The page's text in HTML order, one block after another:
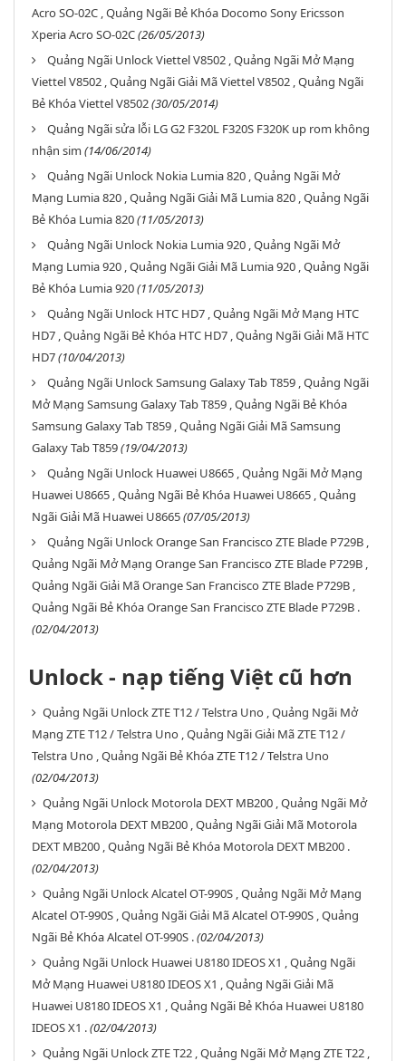
Acro SO-02C , Quảng Ngãi Bẻ Khóa Docomo Sony Ericsson
Xperia Acro SO-02C(26/05/2013)
Quảng Ngãi Unlock Viettel V8502 , Quảng Ngãi Mở Mạng
Viettel V8502 , Quảng Ngãi Giải Mã Viettel V8502 , Quảng Ngãi
Bẻ Khóa Viettel V8502(30/05/2014)
Quảng Ngãi sửa lỗi LG G2 F320L F320S F320K up rom không
nhận sim (14/06/2014)
Quảng Ngãi Unlock Nokia Lumia 820 , Quảng Ngãi Mở
Mạng Lumia 820 , Quảng Ngãi Giải Mã Lumia 820 , Quảng Ngãi
Bẻ Khóa Lumia 820(11/05/2013)
Quảng Ngãi Unlock Nokia Lumia 920 , Quảng Ngãi Mở
Mạng Lumia 920 , Quảng Ngãi Giải Mã Lumia 920 , Quảng Ngãi
Bẻ Khóa Lumia 920(11/05/2013)
Quảng Ngãi Unlock HTC HD7 , Quảng Ngãi Mở Mạng HTC
HD7 , Quảng Ngãi Bẻ Khóa HTC HD7 , Quảng Ngãi Giải Mã HTC
HD7(10/04/2013)
Quảng Ngãi Unlock Samsung Galaxy Tab T859 , Quảng Ngãi
Mở Mạng Samsung Galaxy Tab T859 , Quảng Ngãi Bẻ Khóa
Samsung Galaxy Tab T859 , Quảng Ngãi Giải Mã Samsung
Galaxy Tab T859(19/04/2013)
Quảng Ngãi Unlock Huawei U8665 , Quảng Ngãi Mở Mạng
Huawei U8665 , Quảng Ngãi Bẻ Khóa Huawei U8665 , Quảng
Ngãi Giải Mã Huawei U8665(07/05/2013)
Quảng Ngãi Unlock Orange San Francisco ZTE Blade P729B ,
Quảng Ngãi Mở Mạng Orange San Francisco ZTE Blade P729B ,
Quảng Ngãi Giải Mã Orange San Francisco ZTE Blade P729B ,
Quảng Ngãi Bẻ Khóa Orange San Francisco ZTE Blade P729B .
(02/04/2013)
Unlock - nạp tiếng Việt cũ hơn
Quảng Ngãi Unlock ZTE T12 / Telstra Uno , Quảng Ngãi Mở
Mạng ZTE T12 / Telstra Uno , Quảng Ngãi Giải Mã ZTE T12 /
Telstra Uno , Quảng Ngãi Bẻ Khóa ZTE T12 / Telstra Uno
(02/04/2013)
Quảng Ngãi Unlock Motorola DEXT MB200 , Quảng Ngãi Mở
Mạng Motorola DEXT MB200 , Quảng Ngãi Giải Mã Motorola
DEXT MB200 , Quảng Ngãi Bẻ Khóa Motorola DEXT MB200 .
(02/04/2013)
Quảng Ngãi Unlock Alcatel OT-990S , Quảng Ngãi Mở Mạng
Alcatel OT-990S , Quảng Ngãi Giải Mã Alcatel OT-990S , Quảng
Ngãi Bẻ Khóa Alcatel OT-990S .(02/04/2013)
Quảng Ngãi Unlock Huawei U8180 IDEOS X1 , Quảng Ngãi
Mở Mạng Huawei U8180 IDEOS X1 , Quảng Ngãi Giải Mã
Huawei U8180 IDEOS X1 , Quảng Ngãi Bẻ Khóa Huawei U8180
IDEOS X1 .(02/04/2013)
Quảng Ngãi Unlock ZTE T22 , Quảng Ngãi Mở Mạng ZTE T22 ,